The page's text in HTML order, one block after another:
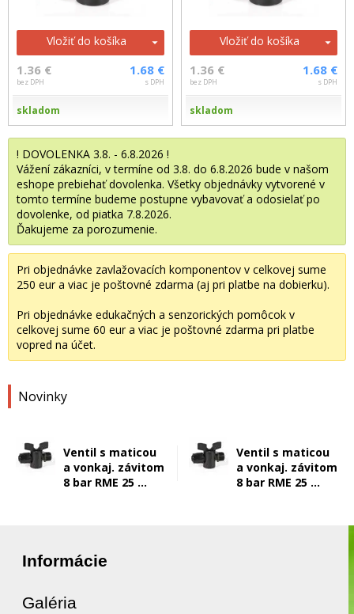
! DOVOLENKA 3.8. - 6.8.2026 !
Vážení zákazníci, v termíne od 3.8. do 6.8.2026 bude v našom
eshope prebiehať dovolenka. Všetky objednávky vytvorené v
tomto termíne budeme postupne vybavovať a odosielať po
dovolenke, od piatka 7.8.2026.
Ďakujeme za porozumenie.
Pri objednávke zavlažovacích komponentov v celkovej sume
250 eur a viac je poštovné zdarma (aj pri platbe na dobierku).
Pri objednávke edukačných a senzorických pomôcok v
celkovej sume 60 eur a viac je poštovné zdarma pri platbe
vopred na účet.
Novinky
Ventil s maticou
a vonkaj. závitom
8 bar RME 25 ...
Ventil s maticou
a vonkaj. závitom
8 bar RME 25 ...
Vložiť do košíka
1.36 €
bez DPH
1.68 €
s DPH
skladom
Vložiť do košíka
1.36 €
bez DPH
1.68 €
s DPH
skladom
Informácie
Galéria